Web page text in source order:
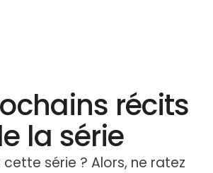
récits
la série
série ? Alors, ne ratez